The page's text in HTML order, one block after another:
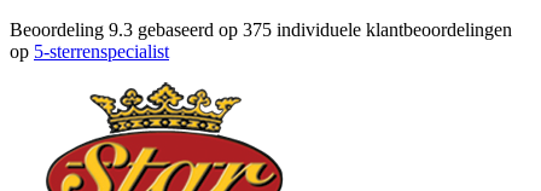
Beoordeling 9.3 gebaseerd op 375 individuele klantbeoordelingen
op 5-sterrenspecialist